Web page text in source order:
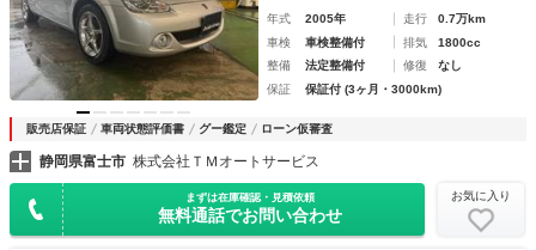
年式 2005年 走行
0.7万km
車検
車検整備付 排気
1800cc
整備
法定整備付 修復
なし
保証
保証付 (3ヶ月・3000km)
販売店保証 車両状態評価書 グー鑑定 ローン仮審査
静岡県富士市 株式会社ＴＭオートサービス
まずは在庫確認・見積依頼
無料通話でお問い合わせ
お気に入り